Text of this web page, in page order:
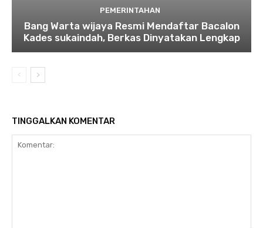
PEMERINTAHAN
Bang Warta wijaya Resmi Mendaftar Bacalon
Kades sukaindah, Berkas Dinyatakan Lengkap
TINGGALKAN KOMENTAR